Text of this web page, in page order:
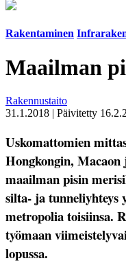
Rakentaminen
Maailman
Rakennustaito
31.1.2018 | Päivitetty
Uskomattomien
Hongkongin,
maailman pisin
silta- ja tunneliyhteys
metropolia toisiinsa.
työmaan
lopussa.